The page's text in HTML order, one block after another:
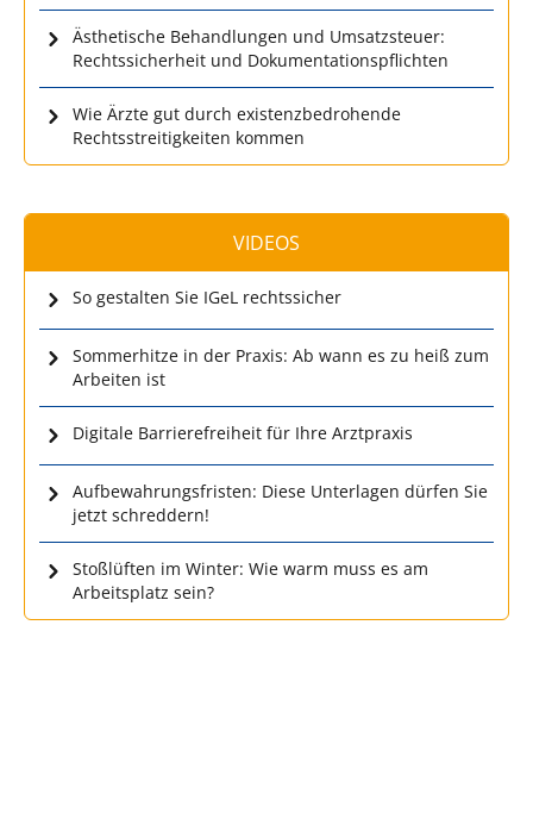
Ästhetische Behandlungen und Umsatzsteuer:
Rechtssicherheit und Dokumentationspflichten
Wie Ärzte gut durch existenzbedrohende
Rechtsstreitigkeiten kommen
VIDEOS
So gestalten Sie IGeL rechtssicher
Sommerhitze in der Praxis: Ab wann es zu heiß zum
Arbeiten ist
Digitale Barrierefreiheit für Ihre Arztpraxis
Aufbewahrungsfristen: Diese Unterlagen dürfen Sie
jetzt schreddern!
Stoßlüften im Winter: Wie warm muss es am
Arbeitsplatz sein?